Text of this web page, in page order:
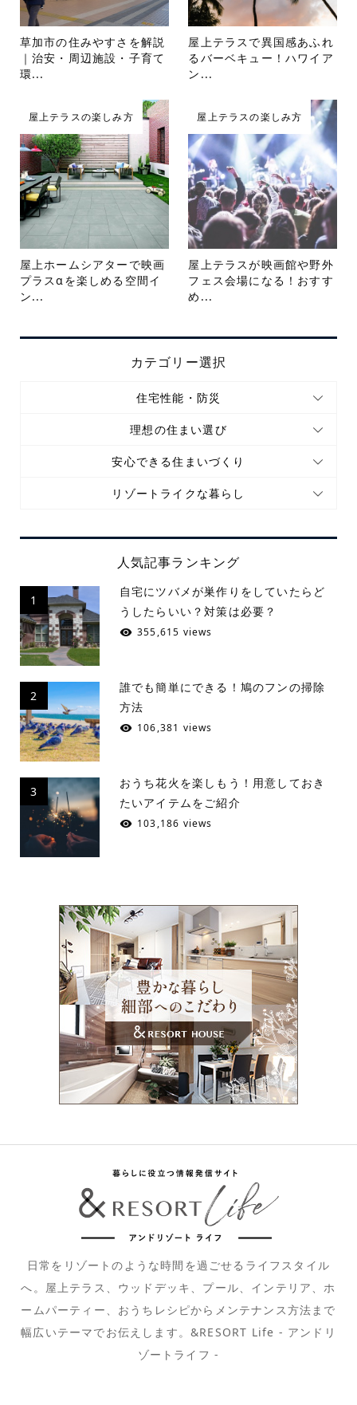
草加市の住みやすさを解説
｜治安・周辺施設・子育て
環...
屋上テラスで異国感あふれ
るバーベキュー！ハワイア
ン...
屋上テラスの楽しみ方
屋上ホームシアターで映画
プラスαを楽しめる空間イ
ン...
屋上テラスの楽しみ方
屋上テラスが映画館や野外
フェス会場になる！おすす
め...
カテゴリー選択
住宅性能・防災
理想の住まい選び
安心できる住まいづくり
リゾートライクな暮らし
人気記事ランキング
1
自宅にツバメが巣作りをしていたらど
うしたらいい？対策は必要？
355,615 views
2
誰でも簡単にできる！鳩のフンの掃除
方法
106,381 views
3
おうち花火を楽しもう！用意しておき
たいアイテムをご紹介
103,186 views
日常をリゾートのような時間を過ごせるライフスタイル
へ。屋上テラス、ウッドデッキ、プール、インテリア、ホ
ームパーティー、おうちレシピからメンテナンス方法まで
幅広いテーマでお伝えします。&RESORT Life - アンドリ
ゾートライフ -